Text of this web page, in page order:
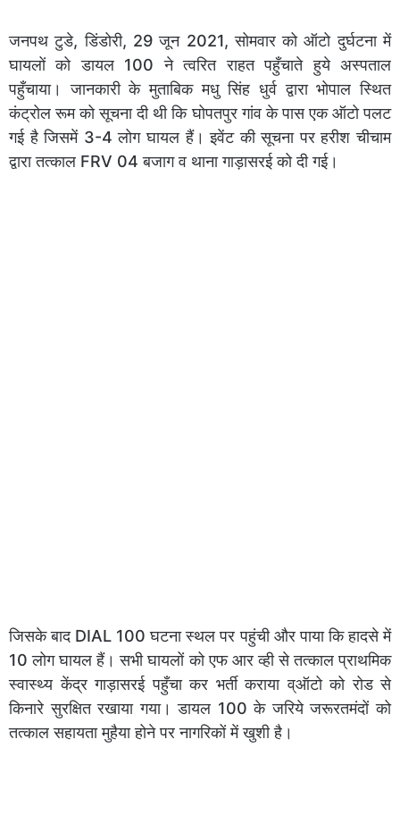
जनपथ टुडे, डिंडोरी, 29 जून 2021, सोमवार को ऑटो दुर्घटना में
घायलों को डायल 100 ने त्वरित राहत पहुँचाते हुये अस्पताल
पहुँचाया। जानकारी के मुताबिक मधु सिंह धुर्व द्वारा भोपाल स्थित
कंट्रोल रूम को सूचना दी थी कि घोपतपुर गांव के पास एक ऑटो पलट
गई है जिसमें 3-4 लोग घायल हैं। इवेंट की सूचना पर हरीश चीचाम
द्वारा तत्काल FRV 04 बजाग व थाना गाड़ासरई को दी गई।
जिसके बाद DIAL 100 घटना स्थल पर पहुंची और पाया कि हादसे में
10 लोग घायल हैं। सभी घायलों को एफ आर व्ही से तत्काल प्राथमिक
स्वास्थ्य केंद्र गाड़ासरई पहुँचा कर भर्ती कराया व्ऑटो को रोड से
किनारे सुरक्षित रखाया गया। डायल 100 के जरिये जरूरतमंदों को
तत्काल सहायता मुहैया होने पर नागरिकों में खुशी है।